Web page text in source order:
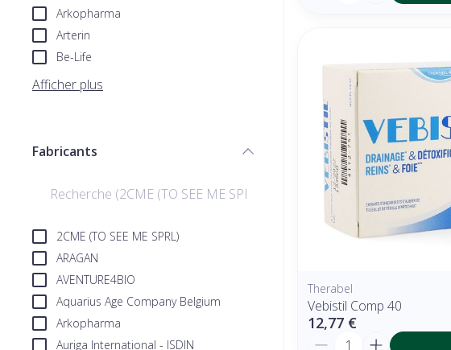
Arkopharma
Arterin
Be-Life
Afficher plus
Fabricants
2CME (TO SEE ME SPRL)
ARAGAN
AVENTURE4BIO
Aquarius Age Company Belgium
Arkopharma
Auriga International - ISDIN
Therabel
Vebistil Comp 40
12,77 €
Quantité